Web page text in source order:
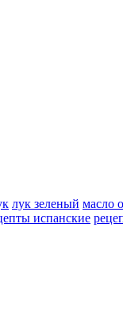
лук зеленый масло
испанские